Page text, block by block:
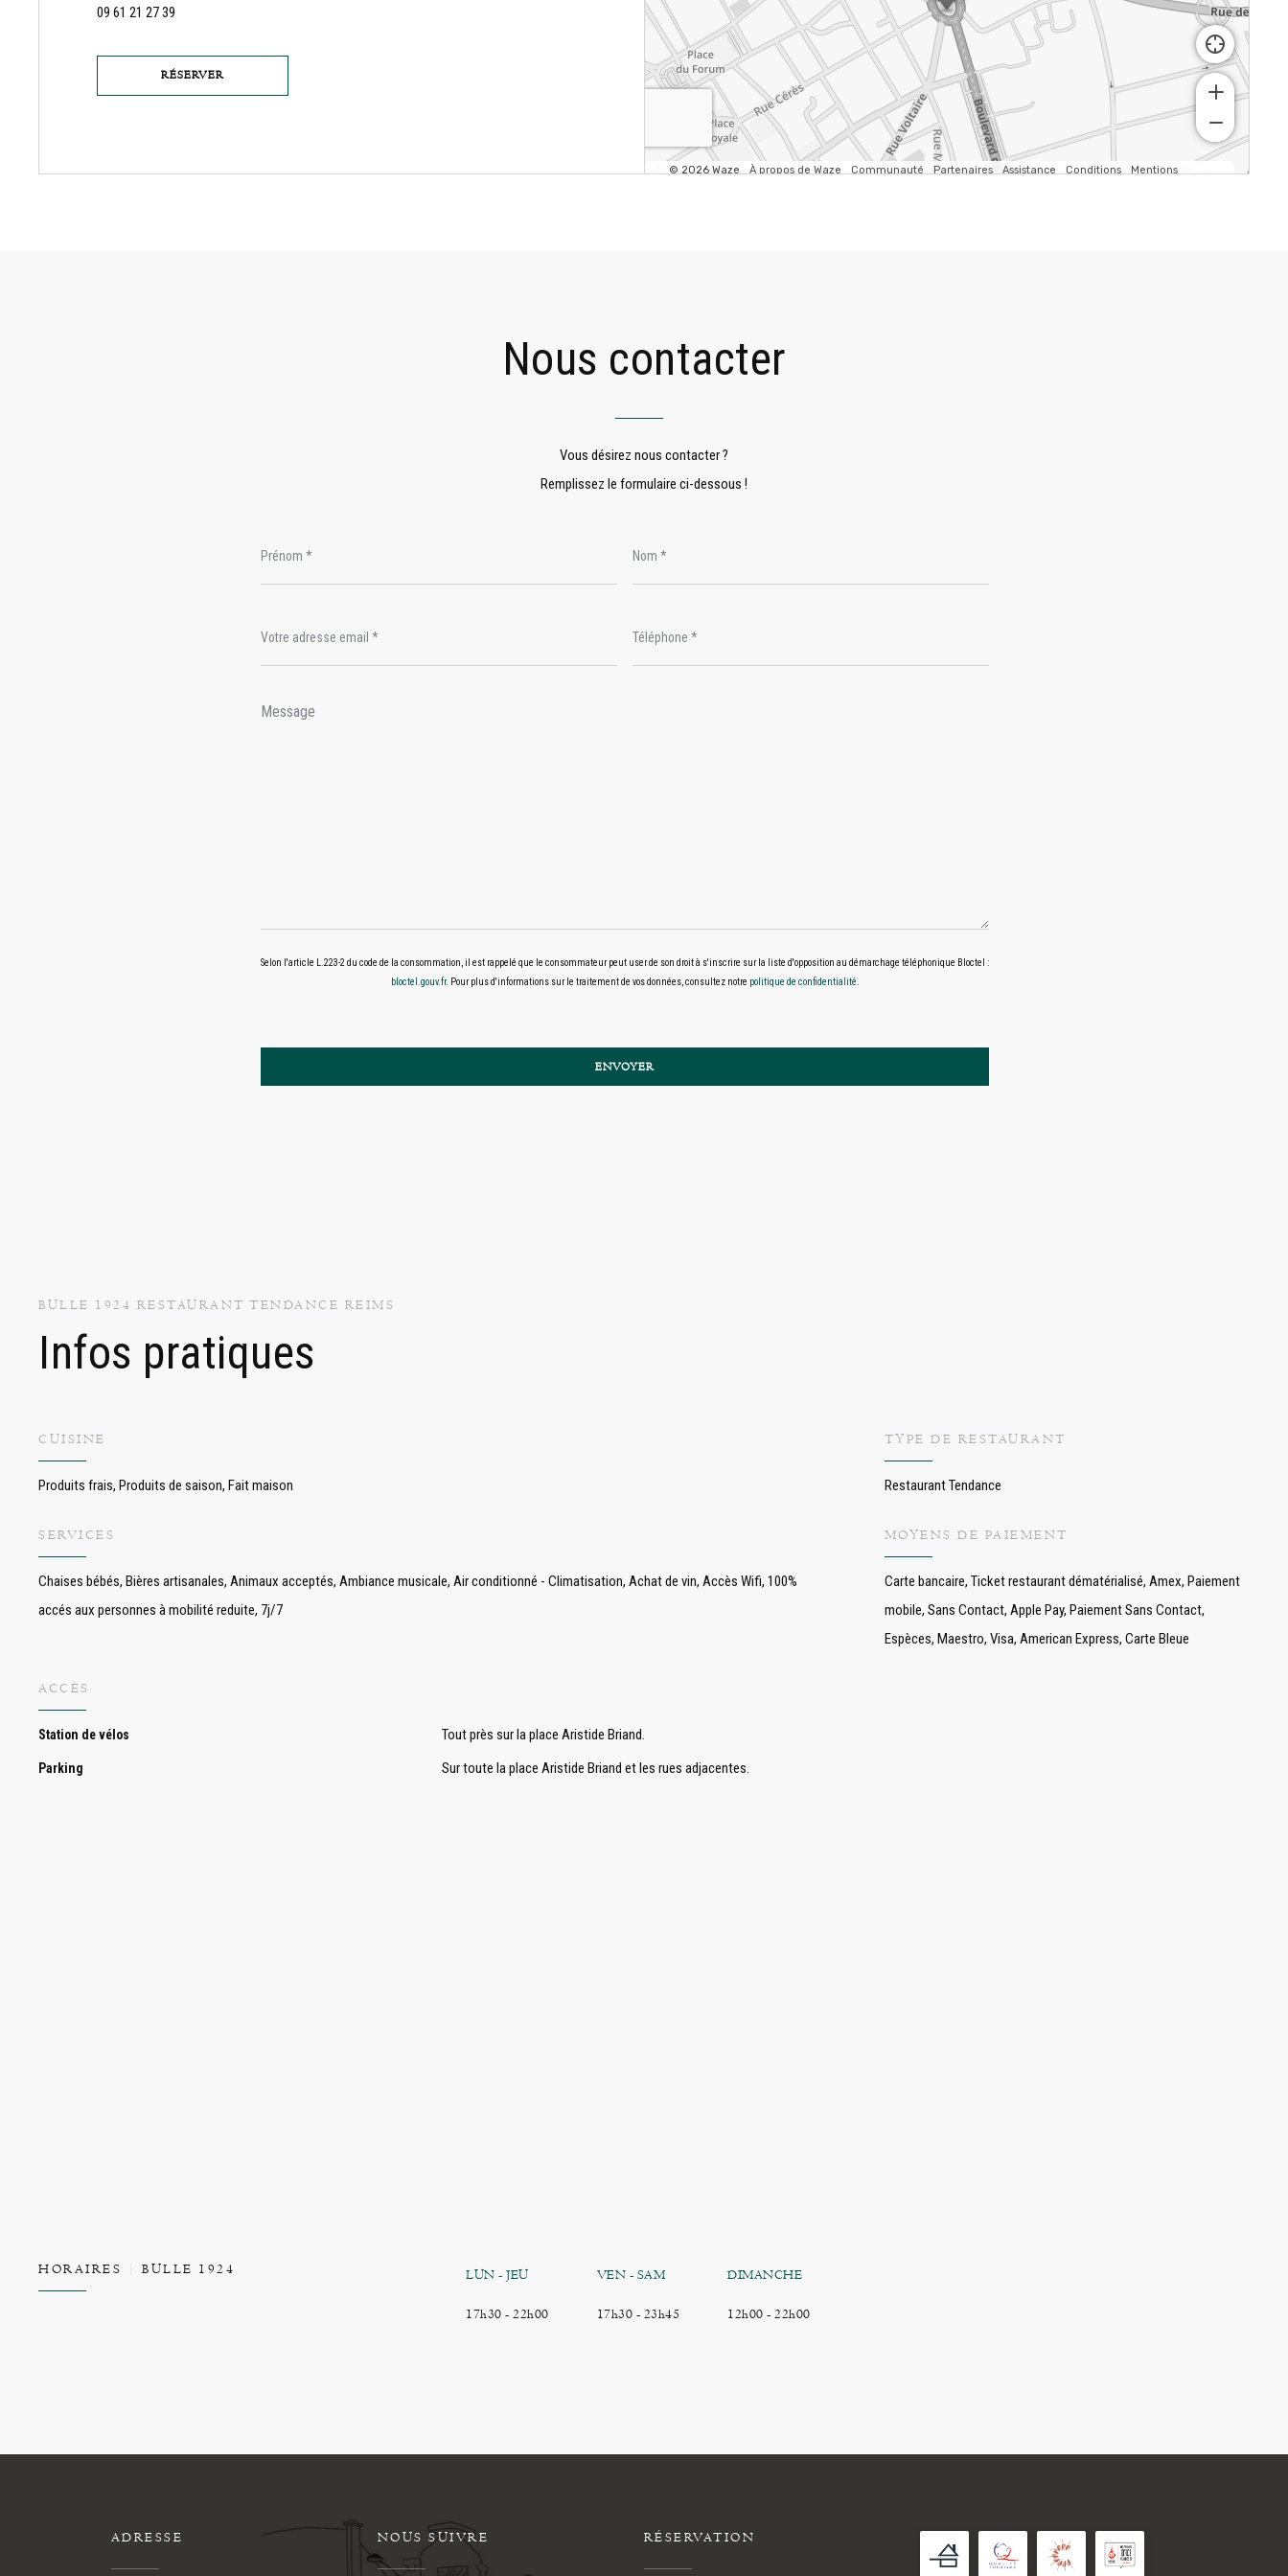
09 61 21 27 39
RÉSERVER
Nous contacter
Vous désirez nous contacter ?
Remplissez le formulaire ci-dessous !
Selon l'article L.223-2 du code de la consommation, il est rappelé que le consommateur peut user de son droit à s'inscrire sur la liste d'opposition au démarchage téléphonique Bloctel :
bloctel.gouv.fr. Pour plus d'informations sur le traitement de vos données, consultez notre politique de confidentialité
BULLE 1924 RESTAURANT TENDANCE REIMS
Infos pratiques
CUISINE
Produits frais, Produits de saison, Fait maison
TYPE DE RESTAURANT
Restaurant Tendance
SERVICES
Chaises bébés, Bières artisanales, Animaux acceptés, Ambiance musicale, Air conditionné - Climatisation, Achat de vin, Accès Wifi, 100%
accés aux personnes à mobilité reduite, 7j/7
MOYENS DE PAIEMENT
Carte bancaire, Ticket restaurant dématérialisé, Amex, Paiement
mobile, Sans Contact, Apple Pay, Paiement Sans Contact,
Espèces, Maestro, Visa, American Express, Carte Bleue
ACCÈS
Station de vélos Tout près sur la place Aristide Briand.
Parking Sur toute la place Aristide Briand et les rues adjacentes.
HORAIRES BULLE 1924 LUN -JEU
17h30 - 22h00
VEN - SAM
17h30 - 23h45
DIMANCHE
12h00 - 22h00
ADRESSE NOUS SUIVRE RÉSERVATION